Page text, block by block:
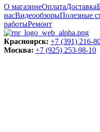
О магазинеОплатаДоставка
насВидеообзорыПолезные
работыРемонт
Красноярск: +7 (391) 216-
Москва: +7 (925) 253-98-10